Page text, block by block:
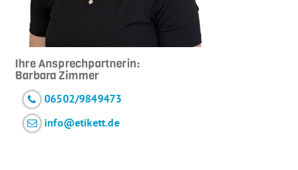
Ihre Ansprechpartnerin:
Barbara Zimmer
06502/9849473
info@etikett.de